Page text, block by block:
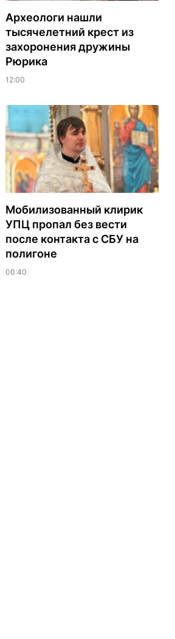
Археологи нашли
тысячелетний крест из
захоронения дружины
Рюрика
12:00
Мобилизованный клирик
УПЦ пропал без вести
после контакта с СБУ на
полигоне
00:40